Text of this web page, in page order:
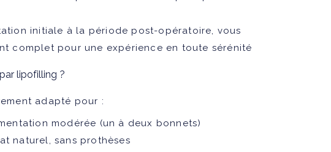
initiale à la période post-opératoire, vous
complet pour une expérience en toute sérénité
lipofilling ?
adapté pour :
modérée (un à deux bonnets)
naturel, sans prothèses